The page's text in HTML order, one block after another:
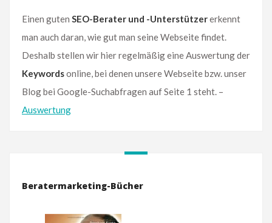
Einen guten SEO-Berater und -Unterstützererkennt
man auch daran, wie gut man seine Webseite findet.
Deshalb stellen wir hier regelmäßig eine Auswertung der
Keywordsonline, bei denen unsere Webseite bzw. unser
Blog bei Google-Suchabfragen auf Seite 1 steht. –
Auswertung
Beratermarketing-Bücher